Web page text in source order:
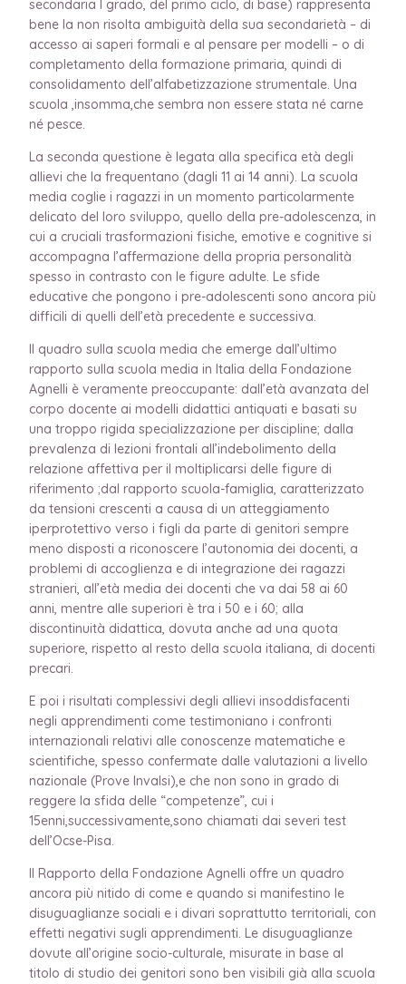
secondaria I grado, del primo ciclo, di base) rappresenta
bene la non risolta ambiguità della sua secondarietà – di
accesso ai saperi formali e al pensare per modelli – o di
completamento della formazione primaria, quindi di
consolidamento dell’alfabetizzazione strumentale. Una
scuola ,insomma,che sembra non essere stata né carne
né pesce.
La seconda questione è legata alla specifica età degli
allievi che la frequentano (dagli 11 ai 14 anni). La scuola
media coglie i ragazzi in un momento particolarmente
delicato del loro sviluppo, quello della pre-adolescenza, in
cui a cruciali trasformazioni fisiche, emotive e cognitive si
accompagna l’affermazione della propria personalità
spesso in contrasto con le figure adulte. Le sfide
educative che pongono i pre-adolescenti sono ancora più
difficili di quelli dell’età precedente e successiva.
Il quadro sulla scuola media che emerge dall’ultimo
rapporto sulla scuola media in Italia della Fondazione
Agnelli è veramente preoccupante: dall’età avanzata del
corpo docente ai modelli didattici antiquati e basati su
una troppo rigida specializzazione per discipline; dalla
prevalenza di lezioni frontali all’indebolimento della
relazione affettiva per il moltiplicarsi delle figure di
riferimento ;dal rapporto scuola-famiglia, caratterizzato
da tensioni crescenti a causa di un atteggiamento
iperprotettivo verso i figli da parte di genitori sempre
meno disposti a riconoscere l’autonomia dei docenti, a
problemi di accoglienza e di integrazione dei ragazzi
stranieri, all’età media dei docenti che va dai 58 ai 60
anni, mentre alle superiori è tra i 50 e i 60; alla
discontinuità didattica, dovuta anche ad una quota
superiore, rispetto al resto della scuola italiana, di docenti
precari.
E poi i risultati complessivi degli allievi insoddisfacenti
negli apprendimenti come testimoniano i confronti
internazionali relativi alle conoscenze matematiche e
scientifiche, spesso confermate dalle valutazioni a livello
nazionale (Prove Invalsi),e che non sono in grado di
reggere la sfida delle “competenze”, cui i
15enni,successivamente,sono chiamati dai severi test
dell’Ocse-Pisa.
Il Rapporto della Fondazione Agnelli offre un quadro
ancora più nitido di come e quando si manifestino le
disuguaglianze sociali e i divari soprattutto territoriali, con
effetti negativi sugli apprendimenti. Le disuguaglianze
dovute all’origine socio-culturale, misurate in base al
titolo di studio dei genitori sono ben visibili già alla scuola